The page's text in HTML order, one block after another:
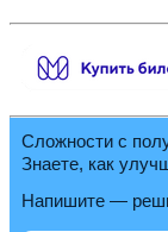
Сложности с
Знаете, как
Напишите —